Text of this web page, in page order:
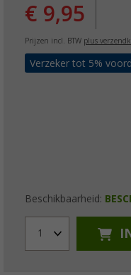
€ 9,95
Prijzen incl. BTW plus
Verzeker tot 5%
Beschikbaarheid:
1